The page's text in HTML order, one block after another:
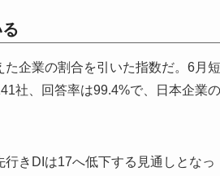
企業の割合を引いた指数だ。6月短
社、回答率は99.4%で、日本企業の
きDIは17へ低下する見通しとなっ